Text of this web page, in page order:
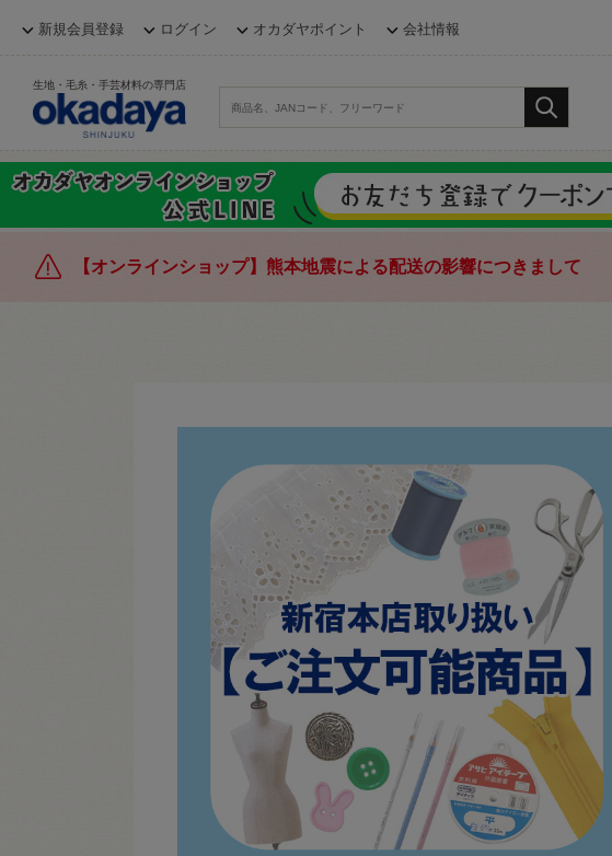
新規会員登録 ログイン オカダヤポイント 会社情報
生地・毛糸・手芸材料の専門店
【オンラインショップ】熊本地震による配送の影響につきまして